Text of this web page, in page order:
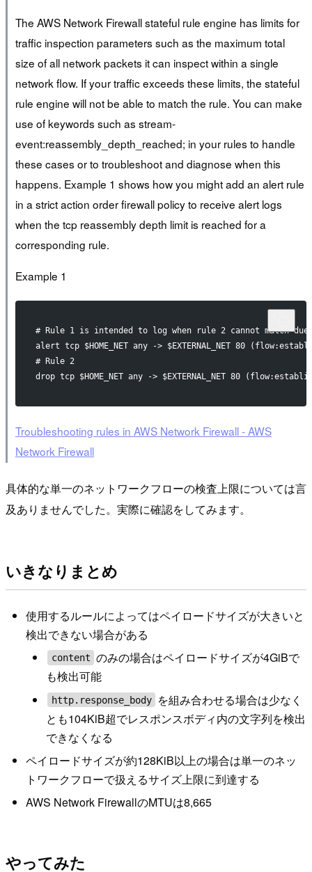
The AWS Network Firewall stateful rule engine has limits for
traffic inspection parameters such as the maximum total
size of all network packets it can inspect within a single
network flow. If your traffic exceeds these limits, the stateful
rule engine will not be able to match the rule. You can make
use of keywords such as stream-
event:reassembly_depth_reached; in your rules to handle
these cases or to troubleshoot and diagnose when this
happens. Example 1 shows how you might add an alert rule
in a strict action order firewall policy to receive alert logs
when the tcp reassembly depth limit is reached for a
corresponding rule.
Example 1
# Rule 1 is intended to log when rule 2 cannot match
alert tcp $HOME_NET any -> $EXTERNAL_NET 80
# Rule 2
drop tcp $HOME_NET any -> $EXTERNAL_NET 80
Troubleshooting rules in AWS Network Firewall - AWS
Network Firewall
具体的な単一のネットワークフローの検査上限については言
及ありませんでした。実際に確認をしてみます。
いきなりまとめ
使用するルールによってはペイロードサイズが大きいと
検出できない場合がある
content のみの場合はペイロードサイズが4GiBで
も検出可能
http.response_body
を組み合わせる場合は少なく
とも104KiB超でレスポンスボディ内の文字列を検出
できなくなる
ペイロードサイズが約128KiB以上の場合は単一のネッ
トワークフローで扱えるサイズ上限に到達する
AWS Network FirewallのMTUは8,665
やってみた